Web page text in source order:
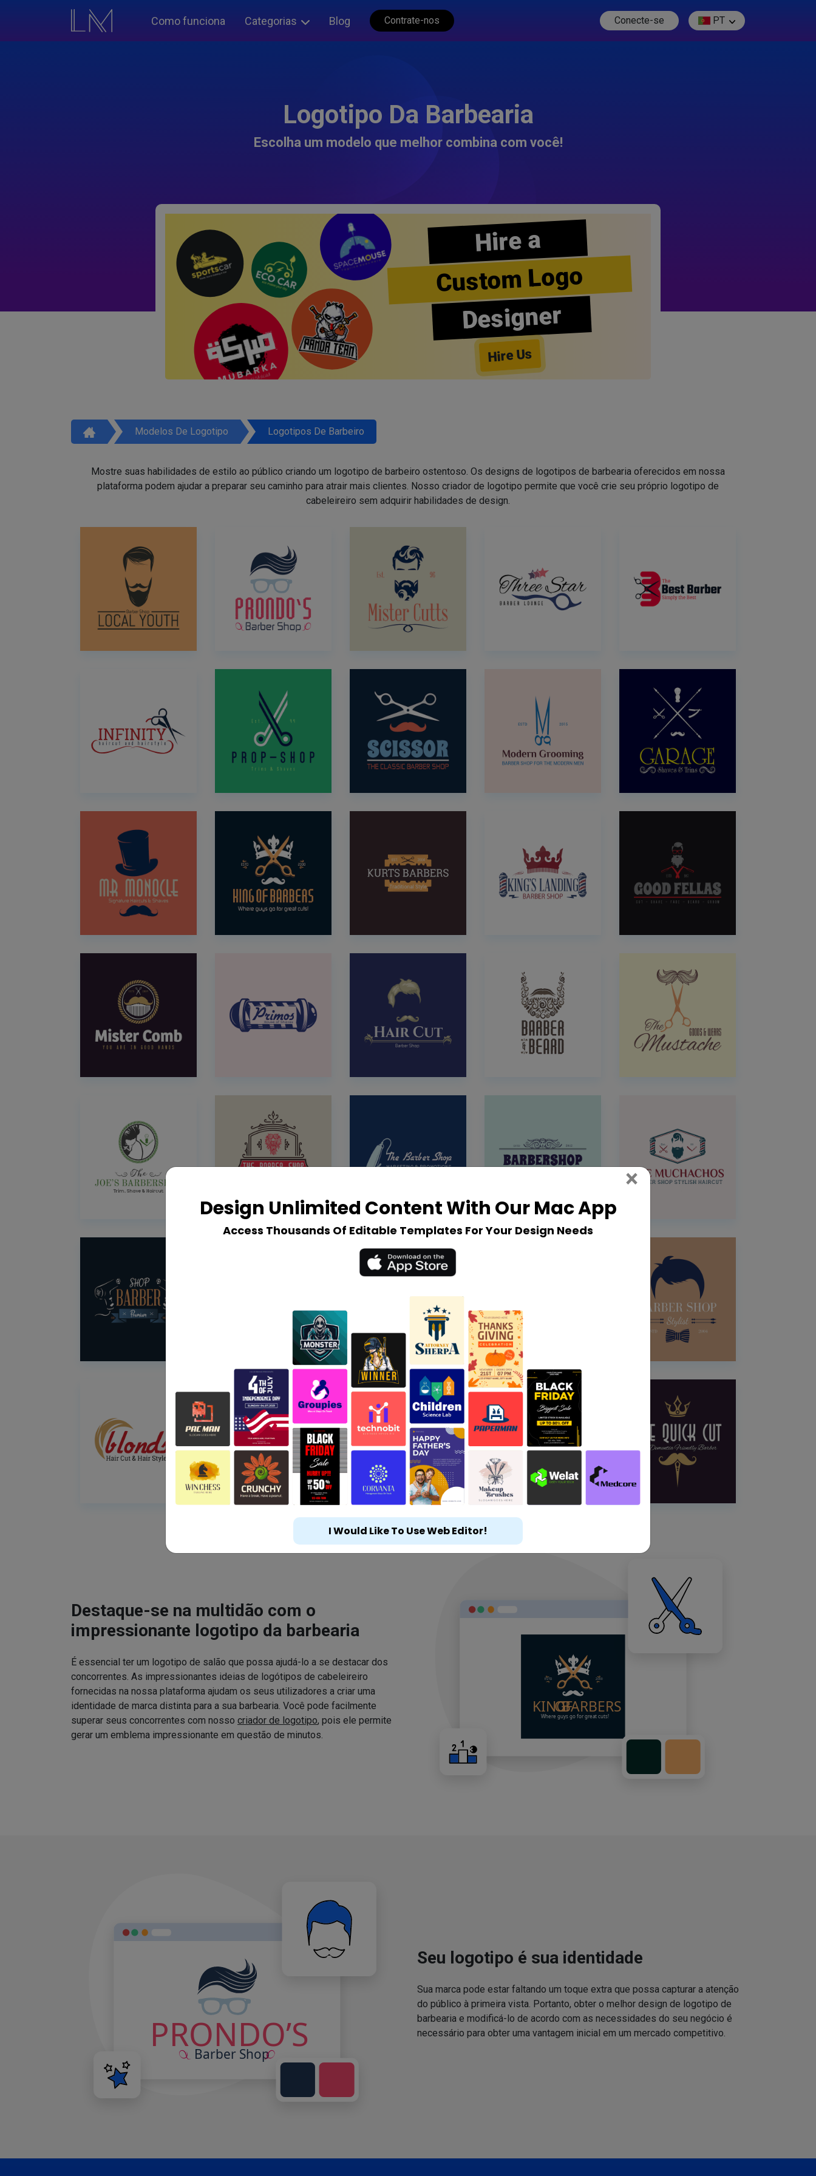
Como funciona Categorias Blog Contrate-nos Conecte-se PT
Logotipo Da Barbearia
Escolha um modelo que melhor combina com você!
Hire a
Custom Logo
Designer
Hire Us
Modelos De Logotipo Logotipos De Barbeiro
Mostre suas habilidades de estilo ao público criando um logotipo de barbeiro ostentoso. Os designs de logotipos de barbearia oferecidos em nossa
plataforma podem ajudar a preparar seu caminho para atrair mais clientes. Nosso criador de logotipo permite que você crie seu próprio logotipo de
cabeleireiro sem adquirir habilidades de design.
Destaque-se na multidão com o
impressionante logotipo da barbearia
É essencial ter um logotipo de salão que possa ajudá-lo a se destacar dos
concorrentes. As impressionantes ideias de logótipos de cabeleireiro
fornecidas na nossa plataforma ajudam os seus utilizadores a criar uma
identidade de marca distinta para a sua barbearia. Você pode facilmente
superar seus concorrentes com nosso criador de logotipo, pois ele permite
gerar um emblema impressionante em questão de minutos.
Seu logotipo é sua identidade
Sua marca pode estar faltando um toque extra que possa capturar a atenção
do público à primeira vista. Portanto, obter o melhor design de logotipo de
barbearia e modificá-lo de acordo com as necessidades do seu negócio é
necessário para obter uma vantagem inicial em um mercado competitivo.
Design Unlimited Content With Our Mac App
Access Thousands Of Editable Templates For Your Design Needs
× Close
I Would Like To Use Web Editor!